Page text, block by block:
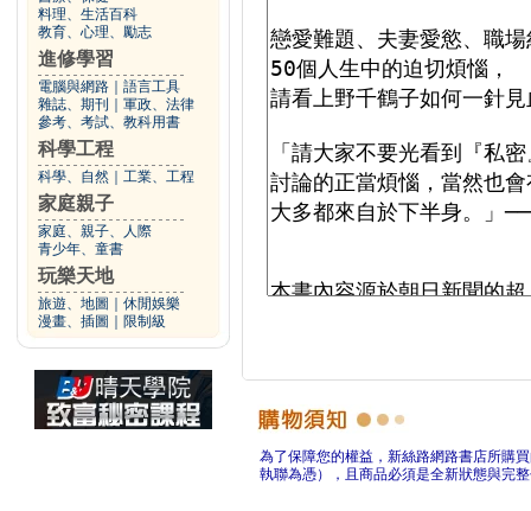
料理、生活百科
教育、心理、勵志
進修學習
電腦與網路
語言工具
雜誌、期刊
軍政、法律
參考、考試、教科用書
科學工程
科學、自然 工業、工程
家庭親子
家庭、親子、人際
青少年、童書
玩樂天地
旅遊、地圖
休閒娛樂
漫畫、插圖
限制級
為了保障您的權益，新絲路網路書店所購
執聯為憑），且商品必須是全新狀態與完